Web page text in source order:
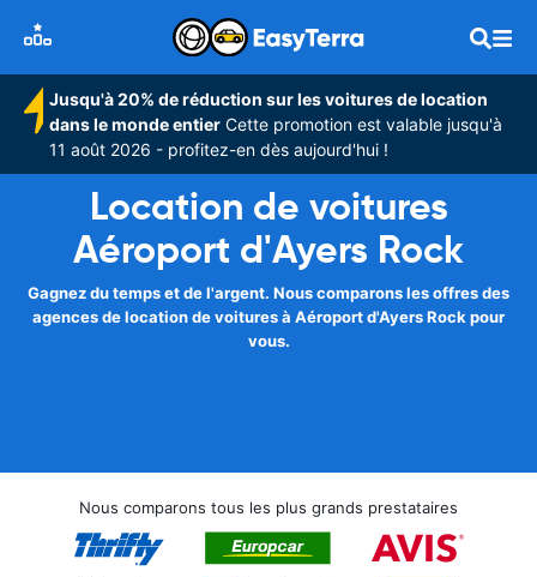
Jusqu'à 20% de réduction sur les voitures de location
dans le monde entier Cette promotion est valable jusqu'à
11 août 2026 - profitez-en dès aujourd'hui !
Location de voitures
Aéroport d'Ayers Rock
Gagnez du temps et de l'argent. Nous comparons les offres des
agences de location de voitures à Aéroport d'Ayers Rock pour
vous.
Nous comparons tous les plus grands prestataires